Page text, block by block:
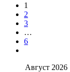
1
2
3
…
6
Август 2026